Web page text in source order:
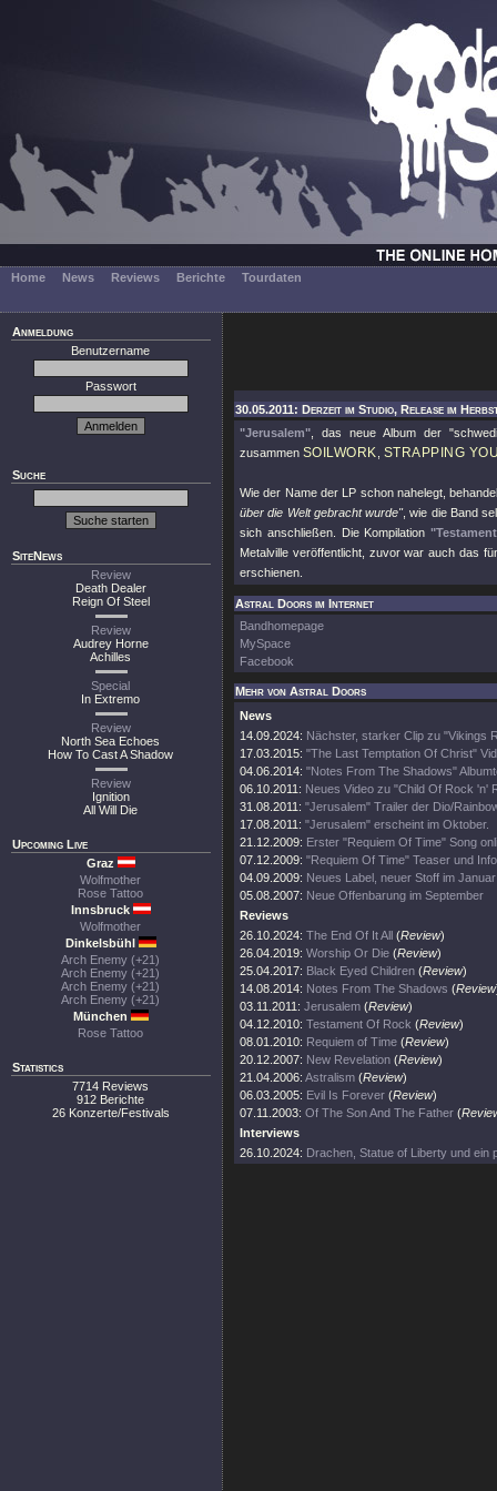
Home News Reviews Berichte Tourdaten
Anmeldung
Benutzername
Passwort
Suche
SiteNews
Review
Death Dealer
Reign Of Steel
Review
Audrey Horne
Achilles
Special
In Extremo
Review
North Sea Echoes
How To Cast A Shadow
Review
Ignition
All Will Die
Upcoming Live
Graz
Wolfmother
Rose Tattoo
Innsbruck
Wolfmother
Dinkelsbühl
Arch Enemy (+21)
Arch Enemy (+21)
Arch Enemy (+21)
Arch Enemy (+21)
München
Rose Tattoo
Statistics
7714 Reviews
912 Berichte
26 Konzerte/Festivals
30.05.2011: Derzeit im Studio, Release im
"Jerusalem" , das neue Album der
zusammen SOILWORK STRAPPING
Wie der Name der LP schon nahelegt,
über die Welt gebracht wurde", wie die Band
sich anschließen. Die Kompilation
Metalville veröffentlicht, zuvor war auch das
erschienen.
Astral Doors im Internet
Bandhomepage
MySpace
Facebook
Mehr von Astral Doors
News
14.09.2024: Nächster, starker Clip zu "Vikings
17.03.2015: "The Last Temptation Of Christ"
04.06.2014: "Notes From The Shadows"
06.10.2011: Neues Video zu "Child Of Rock 'n'
31.08.2011: "Jerusalem" Trailer der Dio/
17.08.2011: "Jerusalem" erscheint im Oktober.
21.12.2009: Erster "Requiem Of Time" Song
07.12.2009: "Requiem Of Time" Teaser und
04.09.2009: Neues Label, neuer Stoff im Januar
05.08.2007: Neue Offenbarung im September
Reviews
26.10.2024: The End Of It All (Review)
26.04.2019: Worship Or Die (Review)
25.04.2017: Black Eyed Children (Review)
14.08.2014: Notes From The Shadows (Review
03.11.2011: Jerusalem (Review)
04.12.2010: Testament Of Rock (Review)
08.01.2010: Requiem of Time (Review)
20.12.2007: New Revelation (Review)
21.04.2006: Astralism (Review)
06.03.2005: Evil Is Forever (Review)
07.11.2003: Of The Son And The Father (
Interviews
26.10.2024: Drachen, Statue of Liberty und ein